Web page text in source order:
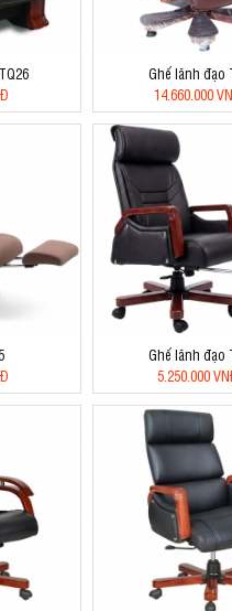
Ghế lãnh đạo
14.660.000
Ghế lãnh đạo
5.250.000